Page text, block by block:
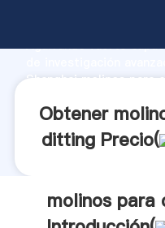
Agarrando fuerte
Shanghai molinos
Obtener
ditting Precio(
molinos